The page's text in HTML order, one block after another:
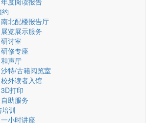
约
南北配楼报告厅
展览展示服务
研讨室
研修专座
和声厅
沙特/古籍阅览室
校外读者入馆
3D打印
自助服务
训
一小时讲座